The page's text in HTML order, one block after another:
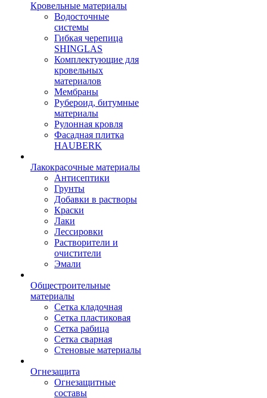
Кровельные материалы
Водосточные
системы
Гибкая черепица
SHINGLAS
Комплектующие для
кровельных
материалов
Мембраны
Рубероид, битумные
материалы
Рулонная кровля
Фасадная плитка
HAUBERK
Лакокрасочные материалы
Антисептики
Грунты
Добавки в растворы
Краски
Лаки
Лессировки
Растворители и
очистители
Эмали
Общестроительные
материалы
Сетка кладочная
Сетка пластиковая
Сетка рабица
Сетка сварная
Стеновые материалы
Огнезащита
Огнезащитные
составы